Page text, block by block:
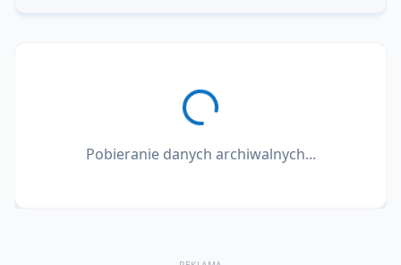
Pobieranie danych archiwalnych...